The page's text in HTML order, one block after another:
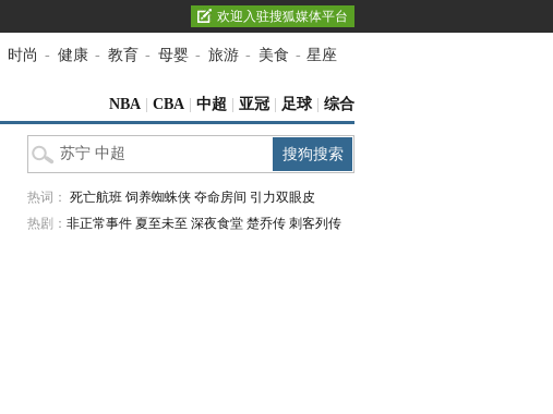
欢迎入驻搜狐媒体平台
时尚 - 健康 - 教育 - 母婴 - 旅游 - 美食 - 星座
NBA CBA 中超 亚冠 足球 综合
热词： 死亡航班 饲养蜘蛛侠 夺命房间 引力双眼皮
热剧： 非正常事件 夏至未至 深夜食堂 楚乔传 刺客列传